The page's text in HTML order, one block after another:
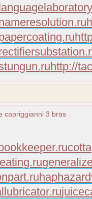
http://
capriggianni 3 bras